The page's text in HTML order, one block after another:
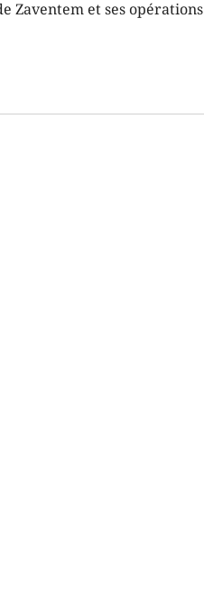
Zaventem et ses opérations